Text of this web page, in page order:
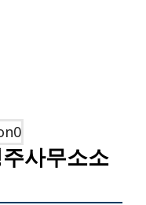
사무소소